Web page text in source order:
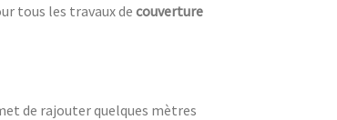
tous les travaux de couverture
de rajouter quelques mètres